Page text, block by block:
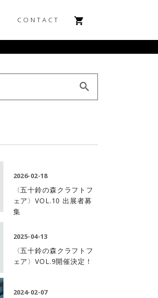
CONTACT
2026-02-18
〈五十鈴の森クラフトフ
ェア〉VOL.10 出展者募
集
2025-04-13
〈五十鈴の森クラフトフ
ェア〉VOL.9開催決定！
2024-02-07